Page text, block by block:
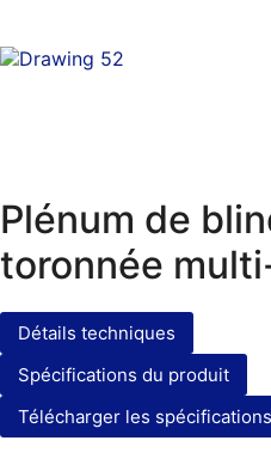
Plénum de
toronnée
Détails techniques
Spécifications du produit
Télécharger les